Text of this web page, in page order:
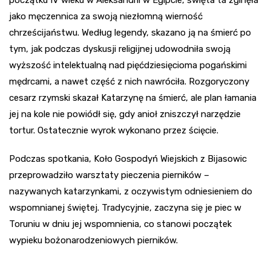
jako męczennica za swoją niezłomną wierność
chrześcijaństwu. Według legendy, skazano ją na śmierć po
tym, jak podczas dyskusji religijnej udowodniła swoją
wyższość intelektualną nad pięćdziesięcioma pogańskimi
mędrcami, a nawet część z nich nawróciła. Rozgoryczony
cesarz rzymski skazał Katarzynę na śmierć, ale plan łamania
jej na kole nie powiódł się, gdy anioł zniszczył narzędzie
tortur. Ostatecznie wyrok wykonano przez ścięcie.
Podczas spotkania, Koło Gospodyń Wiejskich z Bijasowic
przeprowadziło warsztaty pieczenia pierników –
nazywanych katarzynkami, z oczywistym odniesieniem do
wspomnianej świętej. Tradycyjnie, zaczyna się je piec w
Toruniu w dniu jej wspomnienia, co stanowi początek
wypieku bożonarodzeniowych pierników.